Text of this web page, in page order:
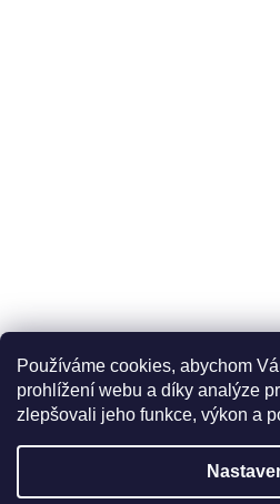
Používáme cookies, abychom
prohlížení webu a díky analýze
zlepšovali jeho funkce, výkon a